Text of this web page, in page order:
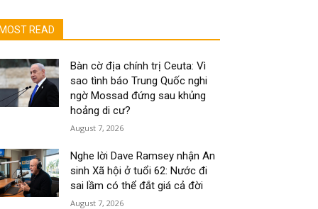
MOST READ
Bàn cờ địa chính trị Ceuta: Vì
sao tình báo Trung Quốc nghi
ngờ Mossad đứng sau khủng
hoảng di cư?
August 7, 2026
Nghe lời Dave Ramsey nhận An
sinh Xã hội ở tuổi 62: Nước đi
sai lầm có thể đắt giá cả đời
August 7, 2026